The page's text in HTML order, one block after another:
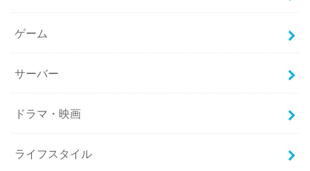
ゲーム
サーバー
ドラマ・映画
ライフスタイル